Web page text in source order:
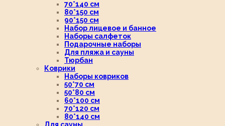
70*140 см
80*150 см
90*150 см
Набор лицевое и банное
Наборы салфеток
Подарочные наборы
Для пляжа и сауны
Тюрбан
Коврики
Наборы ковриков
50*70 см
50*80 см
60*100 см
70*120 см
80*140 см
Для сауны